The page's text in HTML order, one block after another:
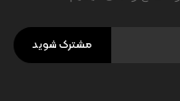
مشترک شوید